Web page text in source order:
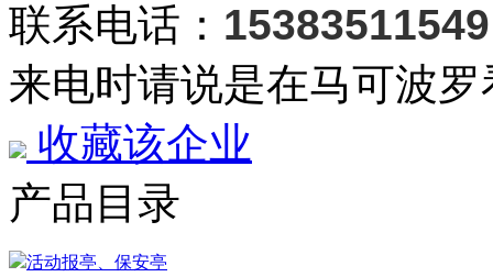
联系电话： 15383511549
来电时请说是在马可波
收藏该企业
产品目录
活动报亭、保安亭